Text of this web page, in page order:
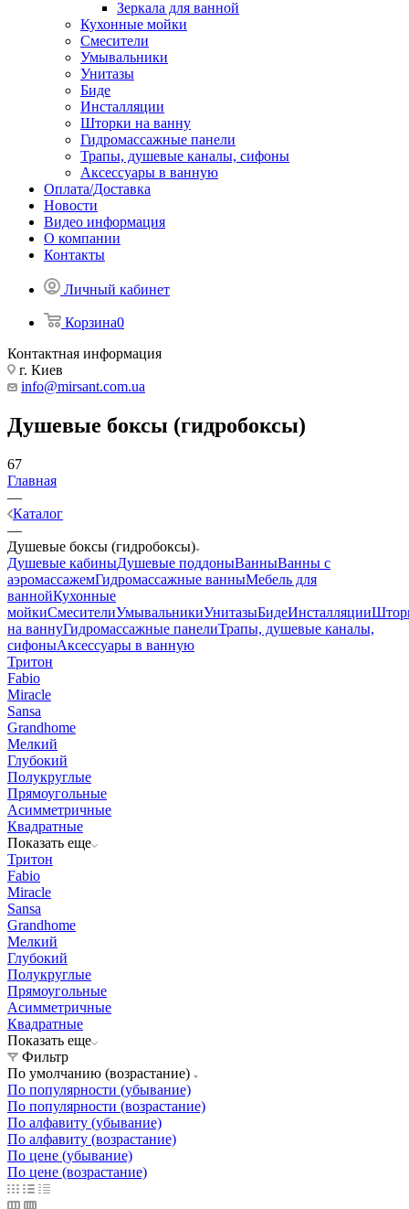
Зеркала для ванной
Кухонные мойки
Смесители
Умывальники
Унитазы
Биде
Инсталляции
Шторки на ванну
Гидромассажные панели
Трапы, душевые каналы, сифоны
Аксессуары в ванную
Оплата/Доставка
Новости
Видео информация
О компании
Контакты
Личный кабинет
Корзина0
Контактная информация
г. Киев
info@mirsant.com.ua
Душевые боксы (гидробоксы)
67
Главная
—
Каталог
—
Душевые боксы (гидробоксы)
Душевые кабиныДушевые поддоныВанныВанны с
аэромассажемГидромассажные ванныМебель для
ваннойКухонные
мойкиСмесителиУмывальникиУнитазыБидеИнсталляции
на ваннуГидромассажные панелиТрапы, душевые каналы,
сифоныАксессуары в ванную
Тритон
Fabio
Miracle
Sansa
Grandhome
Мелкий
Глубокий
Полукруглые
Прямоугольные
Асимметричные
Квадратные
Показать еще
Тритон
Fabio
Miracle
Sansa
Grandhome
Мелкий
Глубокий
Полукруглые
Прямоугольные
Асимметричные
Квадратные
Показать еще
Фильтр
По умолчанию (возрастание)
По популярности (убывание)
По популярности (возрастание)
По алфавиту (убывание)
По алфавиту (возрастание)
По цене (убывание)
По цене (возрастание)